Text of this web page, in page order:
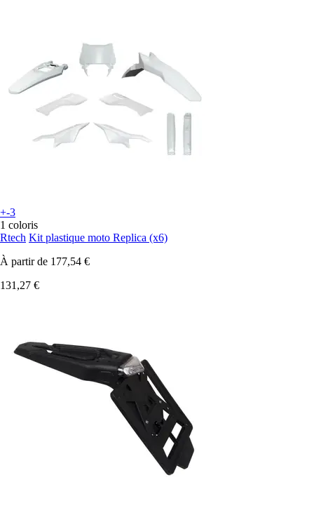
+-3
1 coloris
Rtech Kit plastique moto Replica (x6)
À partir de 177,54 €
131,27 €